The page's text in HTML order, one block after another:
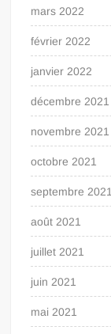
mars 2022
février 2022
janvier 2022
décembre 2021
novembre 2021
octobre 2021
septembre 2021
août 2021
juillet 2021
juin 2021
mai 2021